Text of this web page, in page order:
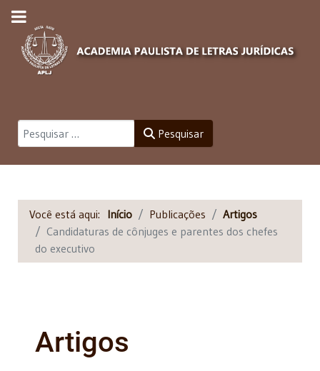
Pesquisar Pesquisar
Você está aqui: Início Publicações
Artigos
Candidaturas de cônjuges e parentes dos chefes
do executivo
Artigos